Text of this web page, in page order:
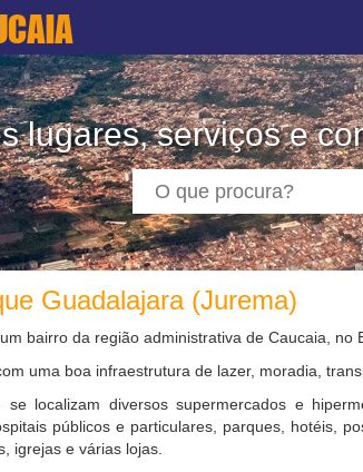
lugares, serviços e
Guadalajara (Jurema)
bairro da região administrativa de Caucaia, no
uma boa infraestrutura de lazer, moradia,
localizam diversos supermercados e
públicos e particulares, parques, hotéis,
igrejas e várias lojas.